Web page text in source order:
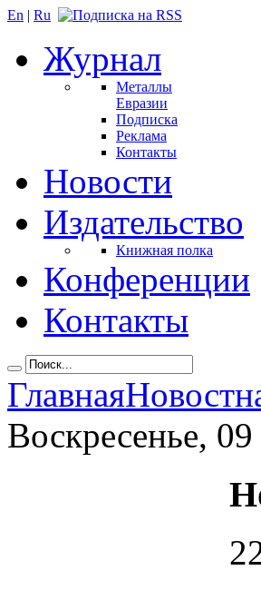
En | Ru
Журнал
Металлы
Евразии
Подписка
Реклама
Контакты
Новости
Издательство
Книжная полка
Конференции
Контакты
Главная
Воскресенье, 09